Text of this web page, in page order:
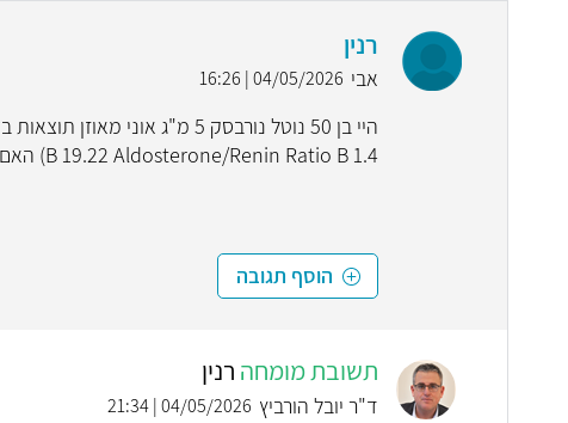
רנין
אבי 04/05/2026 | 16:26
(B 19.22 Aldosterone/Renin Ratio B 1.4 האם זה תקין בפרט היחס תודה רבה
הוסף תגובה
תשובת מומחה רנין
ד"ר יובל הורביץ 04/05/2026 | 21:34